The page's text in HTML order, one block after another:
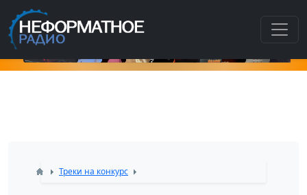
Как
Треки на конкурс